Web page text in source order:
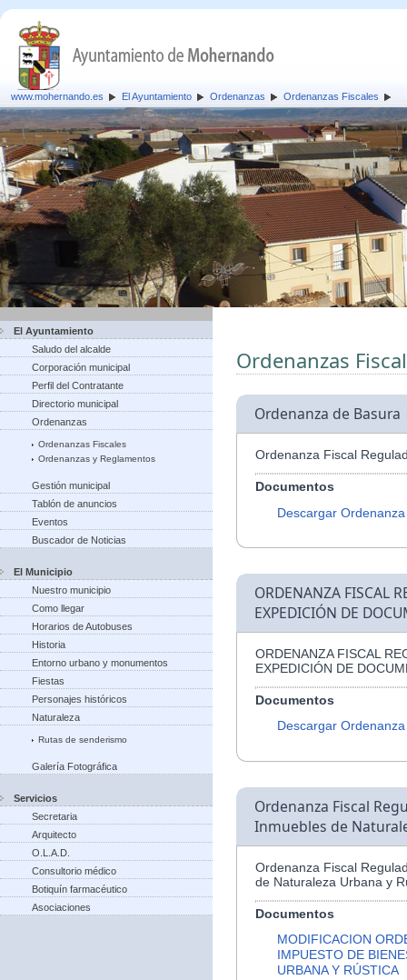
www.mohernando.es El Ayuntamiento Ordenanzas Ordenanzas Fiscales
El Ayuntamiento
Saludo del alcalde
Corporación municipal
Perfil del Contratante
Directorio municipal
Ordenanzas
Ordenanzas Fiscales
Ordenanzas y Reglamentos
Gestión municipal
Tablón de anuncios
Eventos
Buscador de Noticias
El Municipio
Nuestro municipio
Como llegar
Horarios de Autobuses
Historia
Entorno urbano y monumentos
Fiestas
Personajes históricos
Naturaleza
Rutas de senderismo
Galería Fotográfica
Servicios
Secretaria
Arquitecto
O.L.A.D.
Consultorio médico
Botiquín farmacéutico
Asociaciones
Ordenanzas
Ordenanza de Basura
Ordenanza Fiscal
Documentos
Descargar Ordenanza
ORDENANZA FISCAL
EXPEDICIÓN DE
ORDENANZA FISCAL
EXPEDICIÓN DE
Documentos
Descargar Ordenanza
Ordenanza Fiscal
Inmuebles de
Ordenanza Fiscal
de Naturaleza Urbana y
Documentos
MODIFICACION
IMPUESTO DE
URBANA Y RÚSTICA